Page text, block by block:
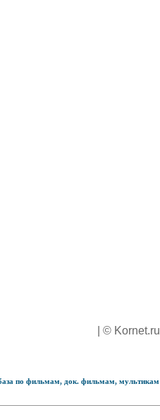
| ©
по фильмам, док. фильмам,